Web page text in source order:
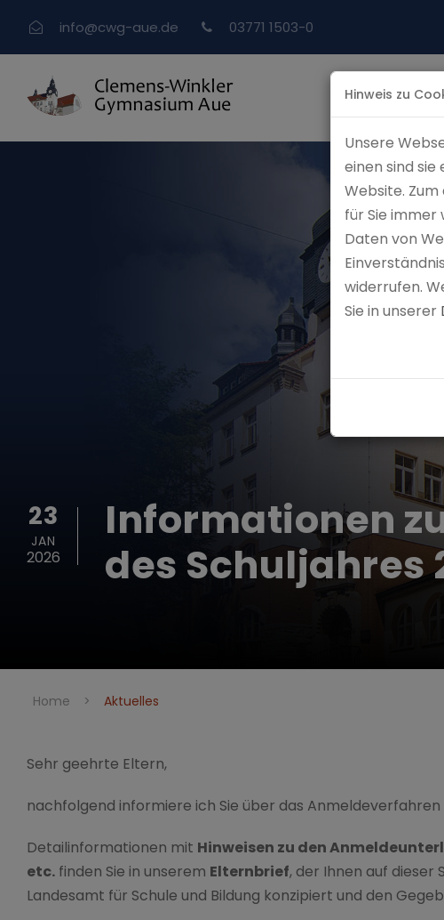
info@cwg-aue.de 03771 1503-0
23
JAN
2026
Informationen
des Schuljahres
Home > Aktuelles
Sehr geehrte Eltern,
nachfolgend informiere ich Sie über das
Detailinformationen mit Hinweisen zu den
etc. finden Sie in unserem Elternbrief, der Ihnen auf dieser
Landesamt für Schule und Bildung konzipiert und den
Hinweis zu
Unsere
einen sind
Website.
für Sie immer
Daten von
widerrufen.
Sie in unserer